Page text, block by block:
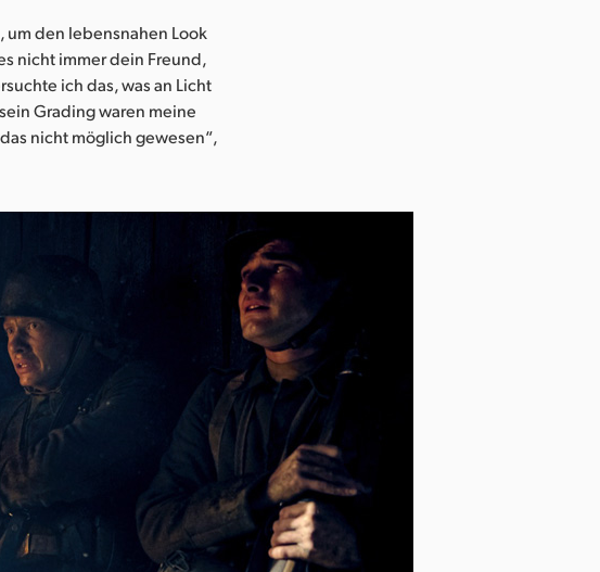
den lebensnahen Look
nicht immer dein Freund,
ich das, was an Licht
Grading waren meine
nicht möglich gewesen“,